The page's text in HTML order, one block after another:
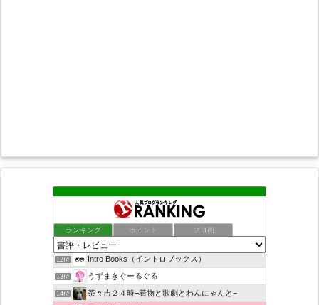
ランキング ポイント ブロ画
ちばらぎの歴史や話題 千葉ロッテと本レビュー
10位 また、本の話をしてる
11位 人生に失敗しないために！ - らいあんの独り言
12位 Intro Books（イントロブックス）
13位 うずまきぐーるぐる
14位 茶々吉２４時−着物と歌劇とわんにゃんと−